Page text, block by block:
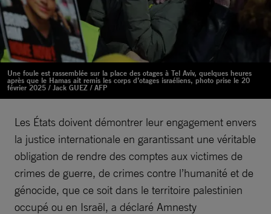
Une foule est rassemblée sur la place des otages à Tel Aviv, quelques heures
après que le Hamas ait remis les corps d’otages israéliens, photo prise le 20
février 2025 / Jack GUEZ / AFP
Les États doivent démontrer leur engagement envers
la justice internationale en garantissant une véritable
obligation de rendre des comptes aux victimes de
crimes de guerre, de crimes contre l’humanité et de
génocide, que ce soit dans le territoire palestinien
occupé ou en Israël, a déclaré Amnesty